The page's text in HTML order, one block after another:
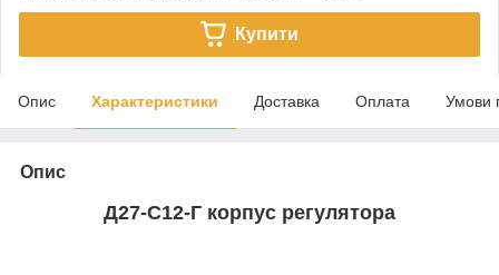
Купити
Опис Характеристики Доставка Оплата Умови
Опис
Д27-С12-Г корпус регулятора